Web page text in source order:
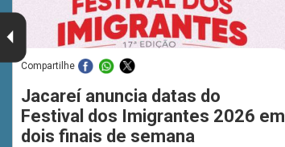
Compartilhe
Jacareí anuncia datas do
Festival dos Imigrantes 2026 em
dois finais de semana